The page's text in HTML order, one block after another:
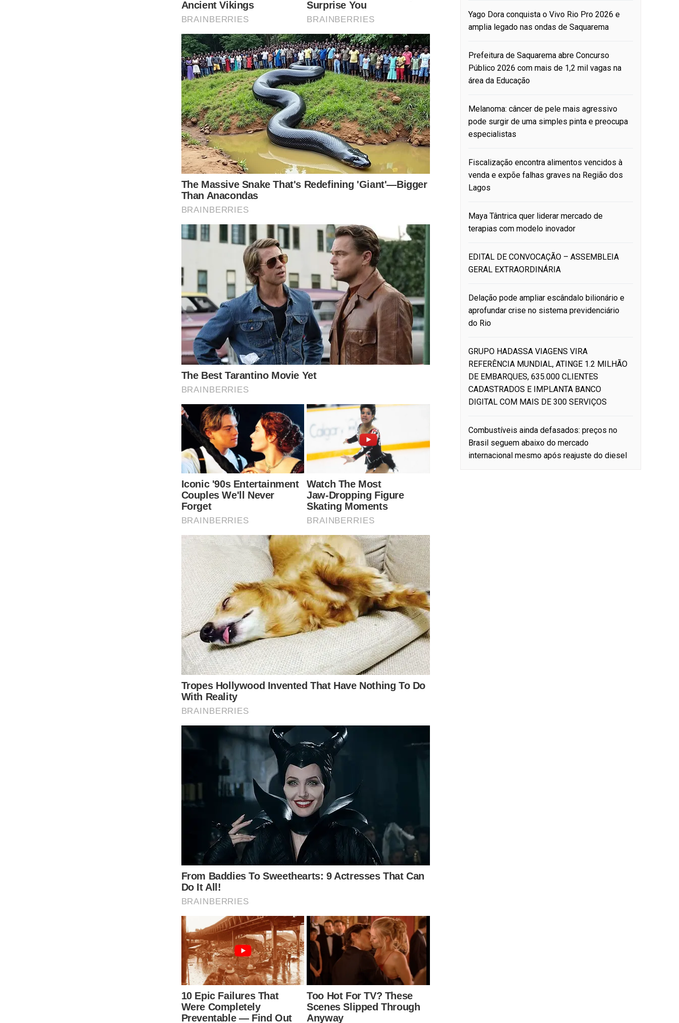
Yago Dora conquista o Vivo Rio Pro 2026 e
amplia legado nas ondas de Saquarema
Prefeitura de Saquarema abre Concurso
Público 2026 com mais de 1,2 mil vagas na
área da Educação
Melanoma: câncer de pele mais agressivo
pode surgir de uma simples pinta e preocupa
especialistas
Fiscalização encontra alimentos vencidos à
venda e expõe falhas graves na Região dos
Lagos
Maya Tântrica quer liderar mercado de
terapias com modelo inovador
EDITAL DE CONVOCAÇÃO – ASSEMBLEIA
GERAL EXTRAORDINÁRIA
Delação pode ampliar escândalo bilionário e
aprofundar crise no sistema previdenciário
do Rio
GRUPO HADASSA VIAGENS VIRA
REFERÊNCIA MUNDIAL, ATINGE 1.2 MILHÃO
DE EMBARQUES, 635.000 CLIENTES
CADASTRADOS E IMPLANTA BANCO
DIGITAL COM MAIS DE 300 SERVIÇOS
Combustíveis ainda defasados: preços no
Brasil seguem abaixo do mercado
internacional mesmo após reajuste do diesel